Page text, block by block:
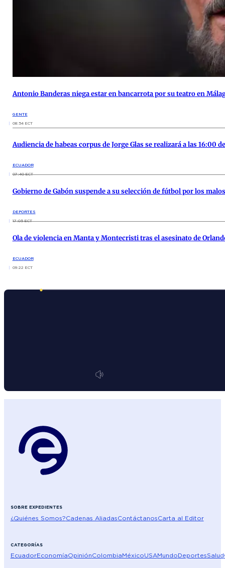
Antonio Banderas niega estar en bancarrota por su teatro en
GENTE
08:54 ECT
Audiencia de habeas corpus de Jorge Glas se realizará a las 16:00
ECUADOR
07:40 ECT
Gobierno de Gabón suspende a su selección de fútbol por los
DEPORTES
17:05 ECT
Ola de violencia en Manta y Montecristi tras el asesinato de
ECUADOR
09:22 ECT
SOBRE EXPEDIENTES
¿Quiénes Somos?Cadenas AliadasContáctanosCarta al Editor
CATEGORÍAS
EcuadorEconomíaOpiniónColombiaMéxicoUSAMundoDeportesSalud